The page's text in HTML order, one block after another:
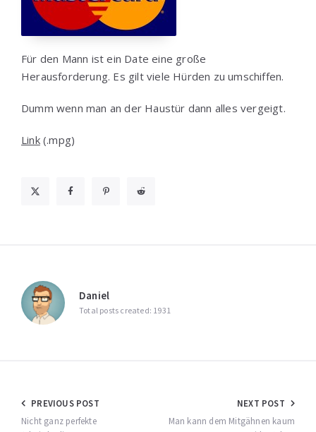
Für den Mann ist ein Date eine große
Herausforderung. Es gilt viele Hürden zu umschiffen.
Dumm wenn man an der Haustür dann alles vergeigt.
Link(.mpg)
Daniel
Total posts created: 1931
Beitragsnavigation
PREVIOUS POST
Nicht ganz perfekte
NEXT POST
Man kann dem Mitgähnen kaum